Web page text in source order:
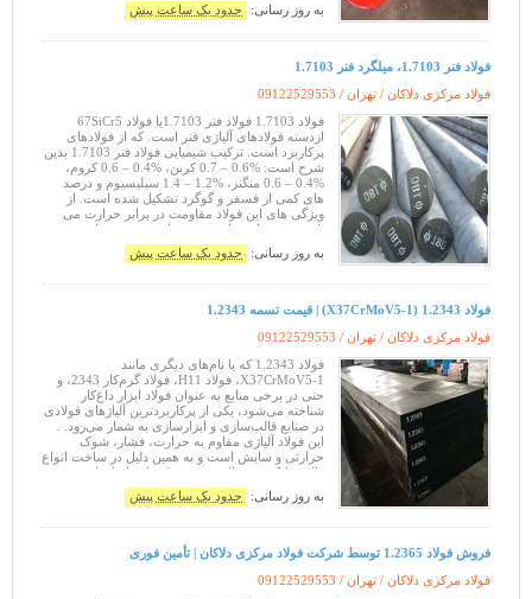
به روز رسانی: حدود یک ساعت پیش
فولاد فنر 1.7103، میلگرد فنر 1.7103
فولاد مرکزی دلاکان / تهران / 09122529553
فولاد 1.7103 فولاد فنر 1.7103یا فولاد 67SiCr5
ازدسته فولادهای آلیاژی فنر است. که از فولادهای
پرکاربرد است. ترکیب شیمیایی فولاد فنر 1.7103 بدین
شرح است: %0.6 – 0.7 کربن، %0.4 – 0.6 کروم،
%0.4 – 0.6 منگنز، %1.2 – 1.4 سیلیسیوم و درصد
های کمی از فسفر و گوگرد تشکیل شده است. از
ویژگی های این فولاد مقاومت در برابر حرارت می
باشد و در برابر سایش هم مقاومت خوبی دارد.
مقاومت کششی این فولاد از 6
به روز رسانی: حدود یک ساعت پیش
فولاد 1.2343 (X37CrMoV5-1) | قیمت تسمه 1.2343
فولاد مرکزی دلاکان / تهران / 09122529553
فولاد 1.2343 که با نام‌های دیگری مانند
X37CrMoV5-1، فولاد H11، فولاد گرم‌کار 2343، و
حتی در برخی منابع به عنوان فولاد ابزار داغ‌کار
شناخته می‌شود، یکی از پرکاربردترین آلیاژهای فولادی
در صنایع قالب‌سازی و ابزارسازی به شمار می‌رود. .
این فولاد آلیاژی مقاوم به حرارت، فشار، شوک
حرارتی و سایش است و به همین دلیل در ساخت انواع
قالب دایکست، قالب تزریق فلز داغ، ابزارهای صنعتی
حرارت‌دیده و قطعات مهندسی گر
به روز رسانی: حدود یک ساعت پیش
فروش فولاد 1.2365 توسط شرکت فولاد مرکزی دلاکان | تأمین فوری
فولاد مرکزی دلاکان / تهران / 09122529553